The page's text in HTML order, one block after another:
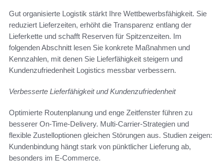
Gut organisierte Logistik stärkt Ihre Wettbewerbsfähigkeit. Sie
reduziert Lieferzeiten, erhöht die Transparenz entlang der
Lieferkette und schafft Reserven für Spitzenzeiten. Im
folgenden Abschnitt lesen Sie konkrete Maßnahmen und
Kennzahlen, mit denen Sie Lieferfähigkeit steigern und
Kundenzufriedenheit Logistics messbar verbessern.
Verbesserte Lieferfähigkeit und Kundenzufriedenheit
Optimierte Routenplanung und enge Zeitfenster führen zu
besserer On-Time-Delivery. Multi-Carrier-Strategien und
flexible Zustelloptionen gleichen Störungen aus. Studien zeigen:
Kundenbindung hängt stark von pünktlicher Lieferung ab,
besonders im E‑Commerce.